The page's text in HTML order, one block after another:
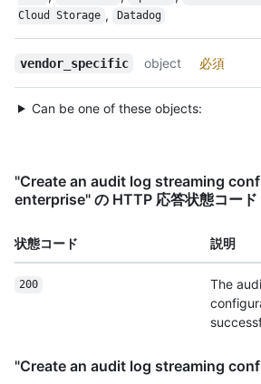
Cloud Storage , Datadog
vendor_specific object 必須
Can be one of these objects:
"Create an audit log streaming
enterprise" の HTTP 応答状態コード
状態コード 説明
200
The
"Create an audit log streaming